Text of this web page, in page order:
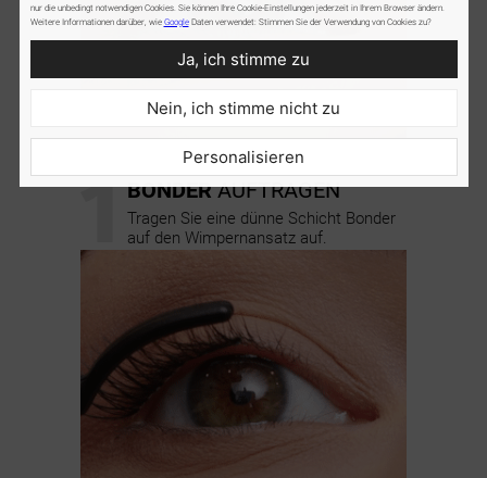
1 BONDERAUFTRAGEN
Tragen Sie eine dünne Schicht Bonder
auf den Wimpernansatz auf.
nur die unbedingt notwendigen Cookies. Sie können Ihre Cookie-Einstellungen jederzeit in Ihrem Browser ändern.
Weitere Informationen darüber, wie GoogleDaten verwendet: Stimmen Sie der Verwendung von Cookies zu?
Ja, ich stimme zu
Nein, ich stimme nicht zu
Personalisieren